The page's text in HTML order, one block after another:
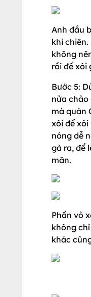
Anh đầu
khi
không
rồi để xôi
Bước 5:
nửa chảo
mà quán
xôi để
nóng dễ
gà ra, để
mãn.
Phần vỏ
không
khác